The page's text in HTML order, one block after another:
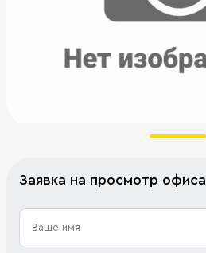
Заявка на просмотр офиса